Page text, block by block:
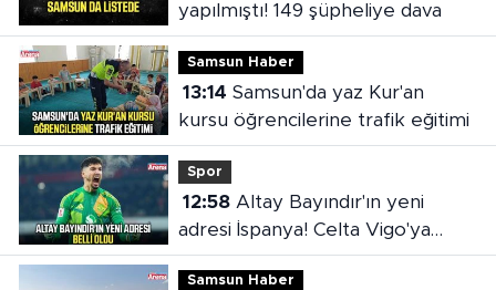
yapılmıştı! 149 şüpheliye dava
Samsun Haber
13:14
kursu öğrencilerine trafik eğitimi
Spor
12:58Altay Bayındır'ın yeni
adresi İspanya! Celta Vigo'ya
kiralandı
Samsun Haber